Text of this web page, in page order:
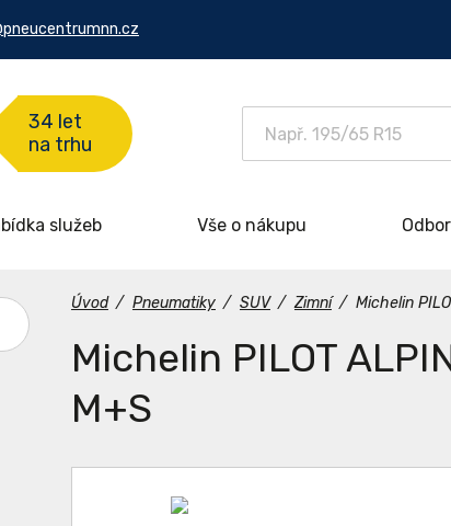
34 let
na trhu
služeb Vše o nákupu
Úvod / Pneumatiky / SUV / Zimní / Michelin
Michelin PILOT
M+S